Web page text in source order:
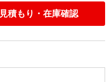
見積もり・在庫確認